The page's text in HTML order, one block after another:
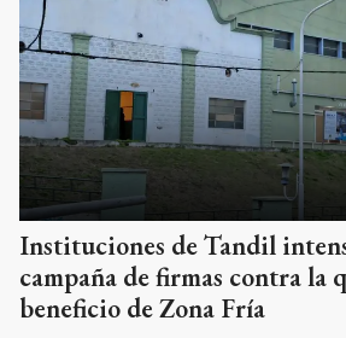
Instituciones de Tandil
campaña de firmas contra la
beneficio de Zona Fría